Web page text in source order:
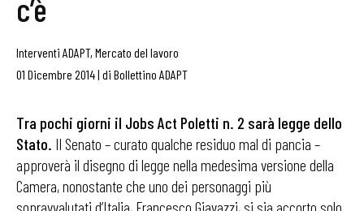
c’è
Interventi ADAPT, Mercato del lavoro
01 Dicembre 2014| di Bollettino ADAPT
Tra pochi giorni il Jobs Act Poletti n. 2 sarà legge dello
Stato. Il Senato – curato qualche residuo mal di pancia –
approverà il disegno di legge nella medesima versione della
Camera, nonostante che uno dei personaggi più
sopravvalutati d’Italia, Francesco Giavazzi, si sia accorto solo